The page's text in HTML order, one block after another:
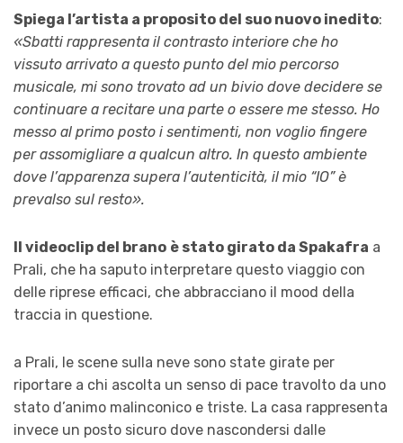
Spiega l’artista a proposito del suo nuovo inedito:
«Sbatti rappresenta il contrasto interiore che ho
vissuto arrivato a questo punto del mio percorso
musicale, mi sono trovato ad un bivio dove decidere se
continuare a recitare una parte o essere me stesso. Ho
messo al primo posto i sentimenti, non voglio fingere
per assomigliare a qualcun altro. In questo ambiente
dove l’apparenza supera l’autenticità, il mio “IO” è
prevalso sul resto».
Il videoclip del brano è stato girato da Spakafra a
Prali, che ha saputo interpretare questo viaggio con
delle riprese efficaci, che abbracciano il mood della
traccia in questione.
a Prali, le scene sulla neve sono state girate per
riportare a chi ascolta un senso di pace travolto da uno
stato d’animo malinconico e triste. La casa rappresenta
invece un posto sicuro dove nascondersi dalle